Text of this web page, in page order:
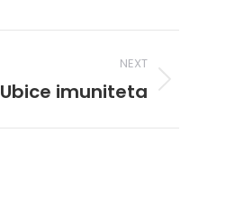
NEXT
Ubice imuniteta